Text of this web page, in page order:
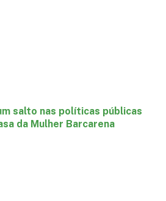
salto nas políticas públicas
da Mulher Barcarena